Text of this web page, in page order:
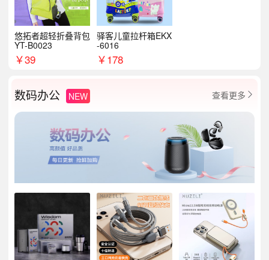
悠拓者超轻折叠背包
YT-B0023
￥39
驿客儿童拉杆箱EKX
-6016
￥178
数码办公 NEW 查看更多 